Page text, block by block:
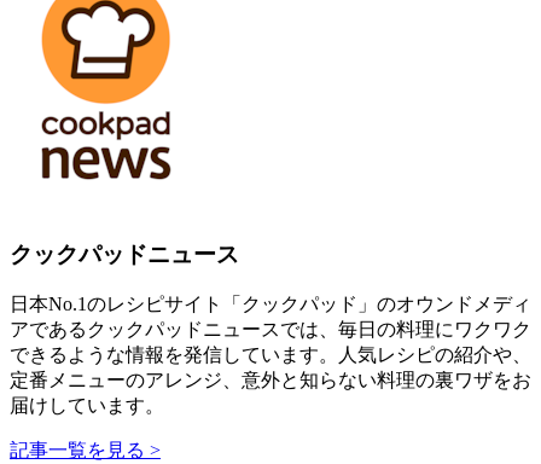
クックパッドニュース
日本No.1のレシピサイト「クックパッド」のオウンドメディ
アであるクックパッドニュースでは、毎日の料理にワクワク
できるような情報を発信しています。人気レシピの紹介や、
定番メニューのアレンジ、意外と知らない料理の裏ワザをお
届けしています。
記事一覧を見る >